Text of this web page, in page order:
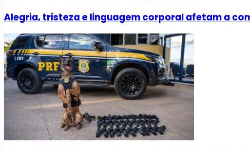
Alegria, tristeza e linguagem corporal afetam a